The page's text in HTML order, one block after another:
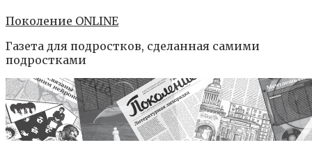
Поколение ONLINE
Газета для подростков, сделанная самими
подростками